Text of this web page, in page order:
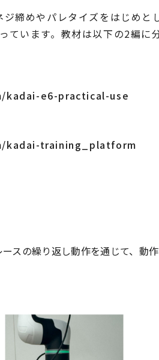
締めやパレタイズをはじめと
います。教材は以下の2編に
e6-practical-use
kadai-training_platform
スの繰り返し動作を通じて、動